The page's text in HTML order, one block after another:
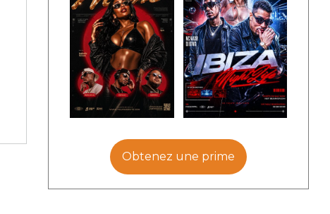
Obtenez une prime